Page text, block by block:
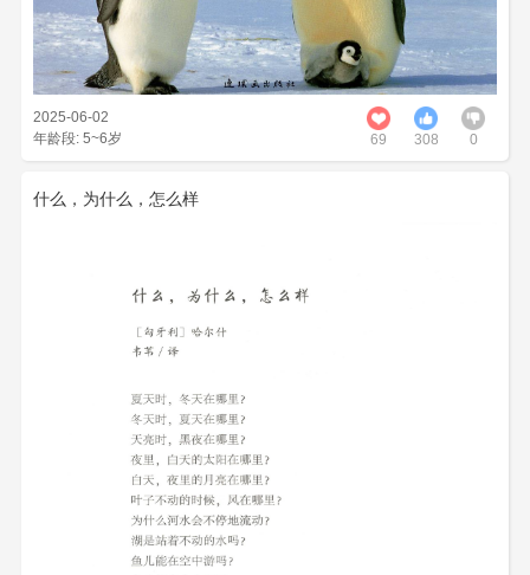
2025-06-02
年龄段: 5~6岁
69 308 0
什么，为什么，怎么样